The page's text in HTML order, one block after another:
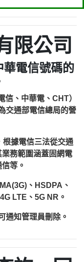
限公司
華電信號碼的
信、中華電、CHT）
交通部電信總局的營
根據電信三法從交通
務範圍涵蓋固網電
等。
、HSDPA、
LTE、5G NR。
通知管理員刪除。